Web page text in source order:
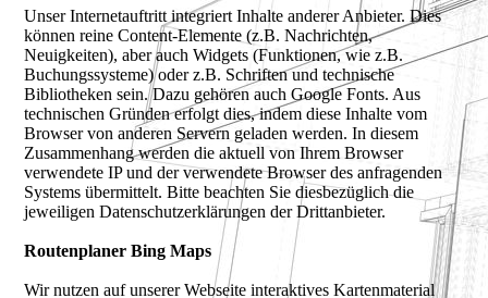
Unser Internetauftritt integriert Inhalte anderer Anbieter. Dies
können reine Content-Elemente (z.B. Nachrichten,
Neuigkeiten), aber auch Widgets (Funktionen, wie z.B.
Buchungssysteme) oder z.B. Schriften und technische
Bibliotheken sein. Dazu gehören auch Google Fonts. Aus
technischen Gründen erfolgt dies, indem diese Inhalte vom
Browser von anderen Servern geladen werden. In diesem
Zusammenhang werden die aktuell von Ihrem Browser
verwendete IP und der verwendete Browser des anfragenden
Systems übermittelt. Bitte beachten Sie diesbezüglich die
jeweiligen Datenschutzerklärungen der Drittanbieter.
Routenplaner Bing Maps
Wir nutzen auf unserer Webseite interaktives Kartenmaterial